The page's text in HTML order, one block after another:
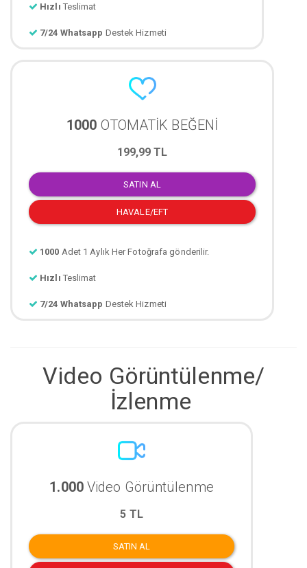
Hızlı Teslimat
7/24 Whatsapp Destek Hizmeti
1000 OTOMATİK BEĞENİ
199,99 TL
SATIN AL
HAVALE/EFT
1000 Adet 1 Aylık Her Fotoğrafa gönderilir.
Hızlı Teslimat
7/24 Whatsapp Destek Hizmeti
Video Görüntülenme/
İzlenme
1.000 Video Görüntülenme
5 TL
SATIN AL